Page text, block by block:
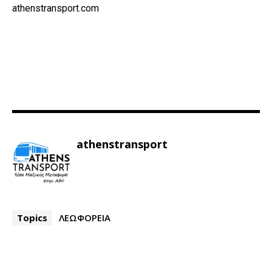
athenstransport.com
athenstransport
Topics ΛΕΩΦΟΡΕΙΑ